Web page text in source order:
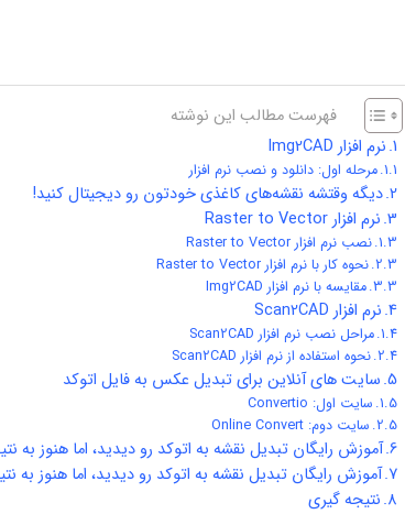
فهرست مطالب این نوشته
نرم افزار Img2CAD
مرحله اول: دانلود و نصب نرم‌ افزار
دیگه وقتشه نقشه‌های کاغذی خودتون رو دیجیتال کنید!
نرم ‌افزار Raster to Vector
نصب نرم ‌افزار Raster to Vector
نحوه کار با نرم ‌افزار Raster to Vector
مقایسه با نرم‌ افزار Img2CAD
نرم افزار Scan2CAD
مراحل نصب نرم‌ افزار Scan2CAD
نحوه استفاده از نرم‌ افزار Scan2CAD
سایت‌ های آنلاین برای تبدیل عکس به فایل اتوکد
سایت اول: Convertio
سایت دوم: Online Convert
آموزش رایگان تبدیل نقشه به اتوکد رو دیدید، اما هنوز به
آموزش رایگان تبدیل نقشه به اتوکد رو دیدید، اما هنوز به
نتیجه‌ گیری